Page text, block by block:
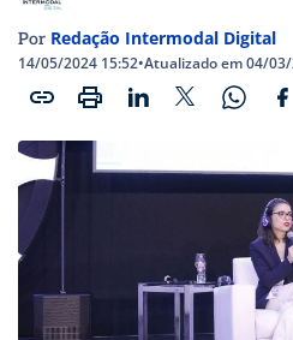
Por Redação Intermodal Digital
14/05/2024 15:52•Atualizado em 04/